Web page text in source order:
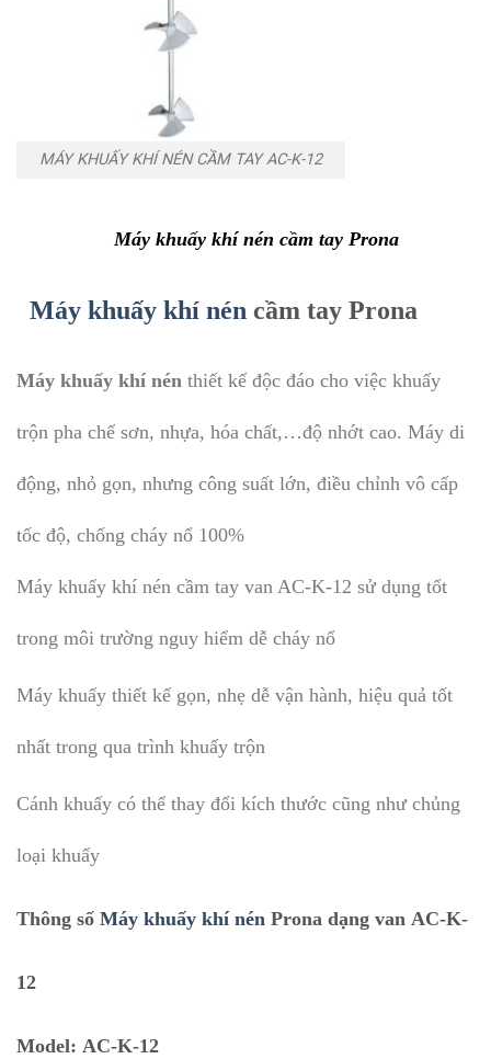
MÁY KHUẤY KHÍ NÉN CẦM TAY AC-K-12
Máy khuấy khí nén cầm tay Prona
Máy khuấy khí nén cầm tay Prona
Máy khuấy khí nén thiết kế độc đáo cho việc khuấy
trộn pha chế sơn, nhựa, hóa chất,…độ nhớt cao. Máy di
động, nhỏ gọn, nhưng công suất lớn, điều chỉnh vô cấp
tốc độ, chống cháy nổ 100%
Máy khuấy khí nén cầm tay van AC-K-12 sử dụng tốt
trong môi trường nguy hiểm dễ cháy nổ
Máy khuấy thiết kế gọn, nhẹ dễ vận hành, hiệu quả tốt
nhất trong qua trình khuấy trộn
Cánh khuấy có thể thay đổi kích thước cũng như chủng
loại khuấy
Thông số Máy khuấy khí nén Prona dạng van AC-K-
12
Model: AC-K-12